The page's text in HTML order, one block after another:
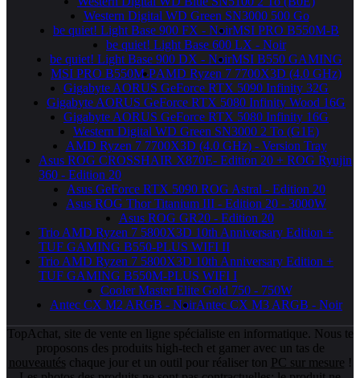
Western Digital WD Green SN3000 500 Go
be quiet! Light Base 900 FX - NoirMSI PRO B550M-B
be quiet! Light Base 600 LX - Noir
be quiet! Light Base 900 DX - NoirMSI B550 GAMING
MSI PRO B550M-PAMD Ryzen 7 7700X3D (4.0 GHz)
Gigabyte AORUS GeForce RTX 5090 Infinity 32G
Gigabyte AORUS GeForce RTX 5080 Infinity Wood 16G
Gigabyte AORUS GeForce RTX 5080 Infinity 16G
Western Digital WD Green SN3000 2 To (G1E)
AMD Ryzen 7 7700X3D (4.0 GHz) - Version Tray
Asus ROG CROSSHAIR X870E- Edition 20 + ROG Ryujin
360 - Edition 20
Asus GeForce RTX 5090 ROG Astral - Edition 20
Asus ROG Thor Titanium III - Edition 20 - 3000W
Asus ROG GR20 - Edition 20
Trio AMD Ryzen 7 5800X3D 10th Anniversary Edition +
TUF GAMING B550-PLUS WIFI II
Trio AMD Ryzen 7 5800X3D 10th Anniversary Edition +
TUF GAMING B550M-PLUS WIFI I
Cooler Master Elite Gold 750 - 750W
Antec CX M2 ARGB - NoirAntec CX M3 ARGB - Noir
TopAchat, site de vente en ligne spécialiste en informatique. Nous te
proposons des produits high-tech et gamer avec un tas de
nouveautés chaque jour et un outil pour réaliser ton PC sur mesure !